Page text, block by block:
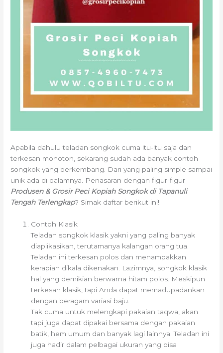
Apabila dahulu teladan songkok cuma itu-itu saja dan
terkesan monoton, sekarang sudah ada banyak contoh
songkok yang berkembang. Dari yang paling simple sampai
unik ada di dalamnya. Penasaran dengan figur-figur
Produsen & Grosir Peci Kopiah Songkok di Tapanuli
Tengah Terlengkap? Simak daftar berikut ini!
Contoh Klasik
Teladan songkok klasik yakni yang paling banyak
diaplikasikan, terutamanya kalangan orang tua.
Teladan ini terkesan polos dan menampakkan
kerapian dikala dikenakan. Lazimnya, songkok klasik
hal yang demikian berwarna hitam polos. Meskipun
terkesan klasik, tapi Anda dapat memadupadankan
dengan beragam variasi baju.
Tak cuma untuk melengkapi pakaian taqwa, akan
tapi juga dapat dipakai bersama dengan pakaian
batik, hem umum dan banyak lagi lainnya. Teladan ini
juga hadir dalam pelbagai ukuran yang bisa